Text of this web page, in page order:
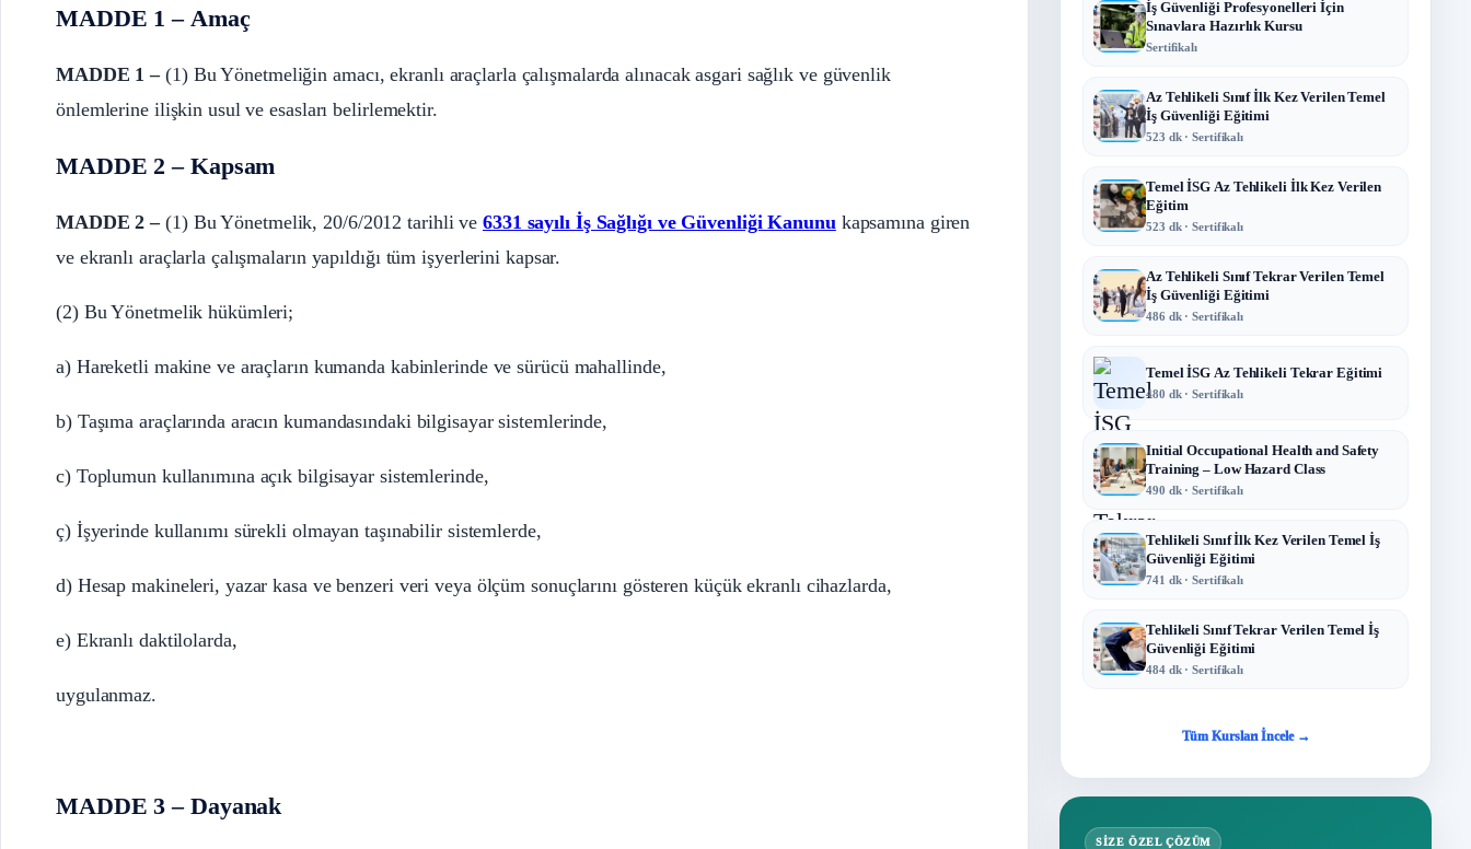
MADDE 1 – Amaç
MADDE 1 –(1) Bu Yönetmeliğin amacı, ekranlı araçlarla çalışmalarda alınacak asgari sağlık ve güvenlik
önlemlerine ilişkin usul ve esasları belirlemektir.
MADDE 2 – Kapsam
MADDE 2 –(1) Bu Yönetmelik, 20/6/2012 tarihli ve6331 sayılı İş Sağlığı ve Güvenliği Kanunu kapsamına giren
ve ekranlı araçlarla çalışmaların yapıldığı tüm işyerlerini kapsar.
(2) Bu Yönetmelik hükümleri;
a) Hareketli makine ve araçların kumanda kabinlerinde ve sürücü mahallinde,
b) Taşıma araçlarında aracın kumandasındaki bilgisayar sistemlerinde,
c) Toplumun kullanımına açık bilgisayar sistemlerinde,
ç) İşyerinde kullanımı sürekli olmayan taşınabilir sistemlerde,
d) Hesap makineleri, yazar kasa ve benzeri veri veya ölçüm sonuçlarını gösteren küçük ekranlı cihazlarda,
e) Ekranlı daktilolarda,
uygulanmaz.
MADDE 3 – Dayanak
İş Güvenliği Profesyonelleri İçin
Sınavlara Hazırlık Kursu
Sertifikalı
Az Tehlikeli Sınıf İlk Kez Verilen Temel
İş Güvenliği Eğitimi
523 dk · Sertifikalı
Temel İSG Az Tehlikeli İlk Kez Verilen
Eğitim
523 dk · Sertifikalı
Az Tehlikeli Sınıf Tekrar Verilen Temel
İş Güvenliği Eğitimi
486 dk · Sertifikalı
Temel İSG Az Tehlikeli Tekrar Eğitimi
480 dk · Sertifikalı
Initial Occupational Health and Safety
Training – Low Hazard Class
490 dk · Sertifikalı
Tehlikeli Sınıf İlk Kez Verilen Temel İş
Güvenliği Eğitimi
741 dk · Sertifikalı
Tehlikeli Sınıf Tekrar Verilen Temel İş
Güvenliği Eğitimi
484 dk · Sertifikalı
Tüm Kursları İncele →
SIZE ÖZEL ÇÖZÜM